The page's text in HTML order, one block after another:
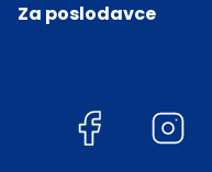
Za poslodavce